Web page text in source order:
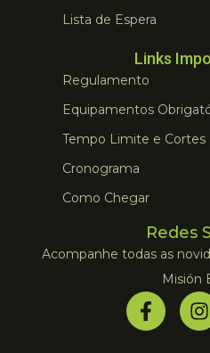
Lista de Espera
Links
Regulamento
Equipamentos
Tempo Limite e Cortes
Cronograma
Como Chegar
Redes
Acompanhe todas as
Misión